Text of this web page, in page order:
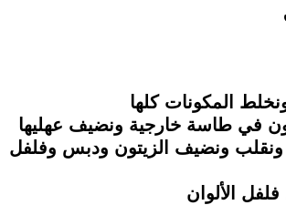
المكونات كلها
في طاسة خارجية ونضيف عهليها
ونقلب ونضيف الزيتون ودبس وفلفل
الألوان